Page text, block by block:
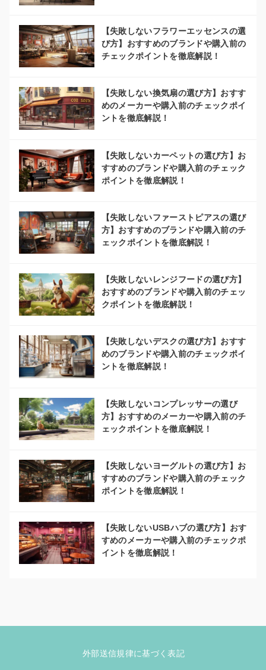
【失敗しないフラワーエッセンスの選
び方】おすすめのブランドや購入前の
チェックポイントを徹底解説！
【失敗しない換気扇の選び方】おすす
めのメーカーや購入前のチェックポイ
ントを徹底解説！
【失敗しないカーペットの選び方】お
すすめのブランドや購入前のチェック
ポイントを徹底解説！
【失敗しないファーストピアスの選び
方】おすすめのブランドや購入前のチ
ェックポイントを徹底解説！
【失敗しないレンジフードの選び方】
おすすめのブランドや購入前のチェッ
クポイントを徹底解説！
【失敗しないデスクの選び方】おすす
めのブランドや購入前のチェックポイ
ントを徹底解説！
【失敗しないコンプレッサーの選び
方】おすすめのメーカーや購入前のチ
ェックポイントを徹底解説！
【失敗しないヨーグルトの選び方】お
すすめのブランドや購入前のチェック
ポイントを徹底解説！
【失敗しないUSBハブの選び方】おす
すめのメーカーや購入前のチェックポ
イントを徹底解説！
外部送信規律に基づく表記